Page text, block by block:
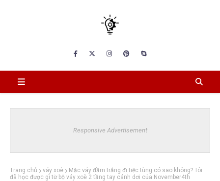
Responsive Advertisement
Trang chủ váy xoè
Mặc váy đầm trắng đi tiệc tùng có sao không? Tôi
đã học được gì từ bộ váy xoè 2 tầng tay cánh dơi của November4th